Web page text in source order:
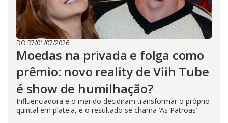
DO R7/01/07/2026
Moedas na privada e folga como
prêmio: novo reality de Viih Tube
é show de humilhação?
Influenciadora e o marido decidiram transformar o próprio
quintal em plateia, e o resultado se chama ‘As Patroas’